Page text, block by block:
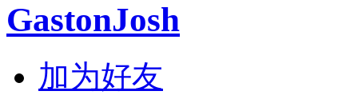
GastonJosh
加为好友